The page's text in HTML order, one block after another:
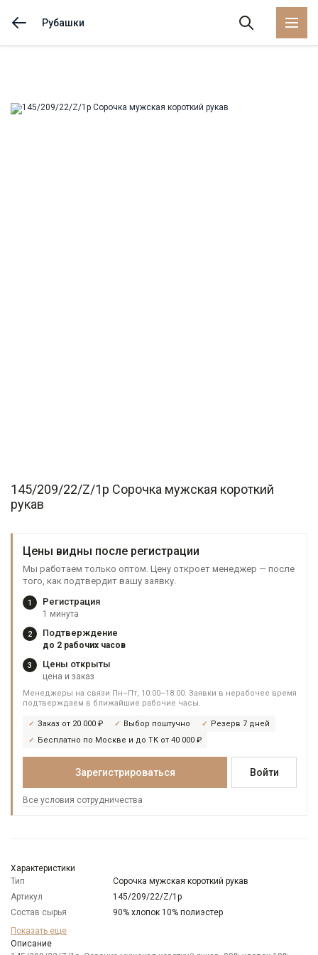
Рубашки
145/209/22/Z/1p Сорочка мужская короткий
рукав
Цены видны после регистрации
Мы работаем только оптом. Цену откроет менеджер — после
того, как подтвердит вашу заявку.
1 Регистрация
1 минута
2 Подтверждение
до 2 рабочих часов
3 Цены открыты
цена и заказ
Менеджеры на связи Пн–Пт, 10:00–18:00. Заявки в нерабочее время
подтверждаем в ближайшие рабочие часы.
Заказ от 20 000 ₽ Выбор поштучно
Резерв 7 дней
Бесплатно по Москве и до ТК от 40 000 ₽
Зарегистрироваться Войти
Все условия сотрудничества
Характеристики
Тип
Сорочка мужская короткий рукав
Артикул
145/209/22/Z/1p
Состав сырья
90% хлопок 10% полиэстер
Бренд
Модель
Показать еще
Описание